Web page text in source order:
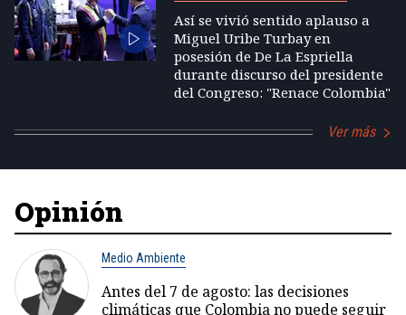
Así se vivió sentido aplauso a
Miguel Uribe Turbay en
posesión de De La Espriella
durante discurso del presidente
del Congreso: "Renace Colombia"
Ver más
Opinión
Medio Ambiente
Antes del 7 de agosto: las decisiones
climáticas que Colombia no puede seguir